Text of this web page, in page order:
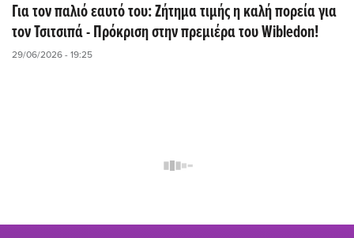
Για τον παλιό εαυτό του: Ζήτημα τιμής η καλή πορεία για
τον Τσιτσιπά - Πρόκριση στην πρεμιέρα του Wibledon!
29/06/2026 - 19:25